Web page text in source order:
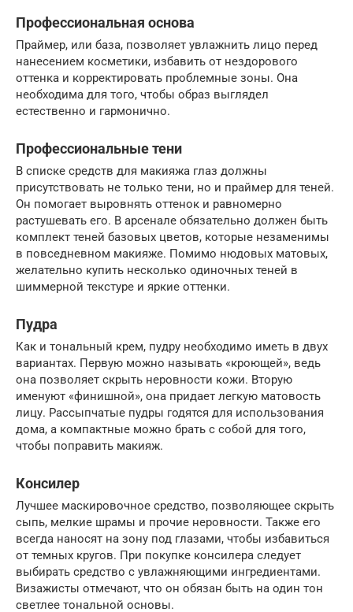
Профессиональная основа
Праймер, или база, позволяет увлажнить лицо перед
нанесением косметики, избавить от нездорового
оттенка и корректировать проблемные зоны. Она
необходима для того, чтобы образ выглядел
естественно и гармонично.
Профессиональные тени
В списке средств для макияжа глаз должны
присутствовать не только тени, но и праймер для теней.
Он помогает выровнять оттенок и равномерно
растушевать его. В арсенале обязательно должен быть
комплект теней базовых цветов, которые незаменимы
в повседневном макияже. Помимо нюдовых матовых,
желательно купить несколько одиночных теней в
шиммерной текстуре и яркие оттенки.
Пудра
Как и тональный крем, пудру необходимо иметь в двух
вариантах. Первую можно называть «кроющей», ведь
она позволяет скрыть неровности кожи. Вторую
именуют «финишной», она придает легкую матовость
лицу. Рассыпчатые пудры годятся для использования
дома, а компактные можно брать с собой для того,
чтобы поправить макияж.
Консилер
Лучшее маскировочное средство, позволяющее скрыть
сыпь, мелкие шрамы и прочие неровности. Также его
всегда наносят на зону под глазами, чтобы избавиться
от темных кругов. При покупке консилера следует
выбирать средство с увлажняющими ингредиентами.
Визажисты отмечают, что он обязан быть на один тон
светлее тональной основы.